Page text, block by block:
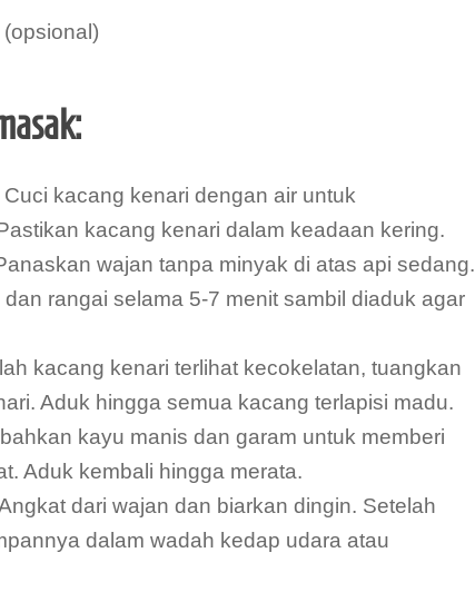
Cuci kacang kenari dengan air untuk
kacang kenari dalam keadaan kering.
wajan tanpa minyak di atas api sedang.
rangai selama 5-7 menit sambil diaduk agar
kacang kenari terlihat kecokelatan, tuangkan
Aduk hingga semua kacang terlapisi madu.
kayu manis dan garam untuk memberi
Aduk kembali hingga merata.
dari wajan dan biarkan dingin. Setelah
dalam wadah kedap udara atau